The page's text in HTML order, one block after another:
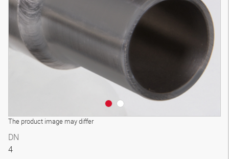
The product image may differ
DN
4